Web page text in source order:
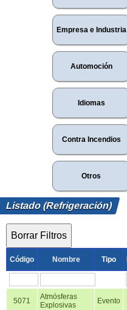
Empresa e Industria
Automoción
Idiomas
Contra Incendios
Otros
Listado (Refrigeración)
Código Nombre Tipo
5071
Atmósferas
Explosivas
Evento